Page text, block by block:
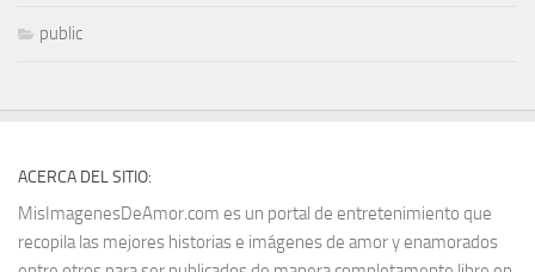
public
ACERCA DEL SITIO:
MisImagenesDeAmor.com es un portal de entretenimiento que
recopila las mejores historias e imágenes de amor y enamorados